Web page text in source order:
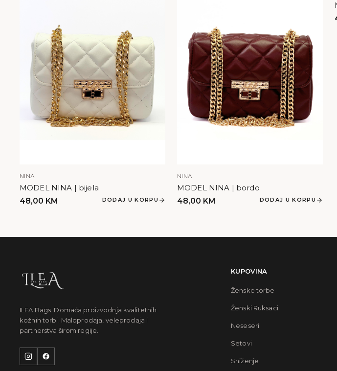
NINA
MODEL NINA | bijela
48,00 KM DODAJ U KORPU
NINA
MODEL NINA | bordo
48,00 KM DODAJ U KORPU
ILEA Bags. Domaća proizvodnja kvalitetnih
kožnih torbi. Maloprodaja, veleprodaja i
partnerstva širom regije.
KUPOVINA
Ženske torbe
Ženski Ruksaci
Neseseri
Setovi
Sniženje